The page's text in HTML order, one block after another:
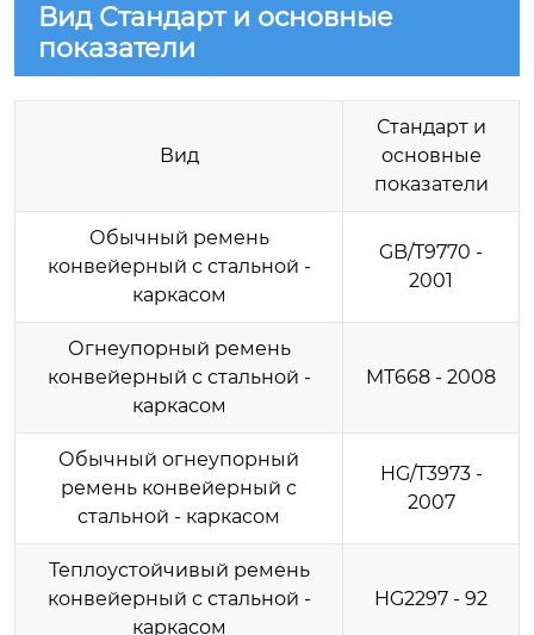
Вид Стандарт и основные
показатели
Вид
Стандарт и
основные
показатели
Обычный ремень
конвейерный с стальной -
каркасом
GB/T9770 -
2001
Огнеупорный ремень
конвейерный с стальной -
каркасом
MT668 - 2008
Обычный огнеупорный
ремень конвейерный с
стальной - каркасом
HG/T3973 -
2007
Теплоустойчивый ремень
конвейерный с стальной -
каркасом
HG2297 - 92